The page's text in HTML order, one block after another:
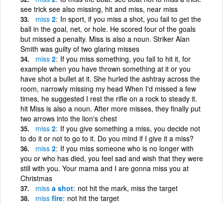
see trick see also missing, hit and miss, near miss
miss 2 In sport, if you miss a shot, you fail to get the
ball in the goal, net, or hole. He scored four of the goals
but missed a penalty. Miss is also a noun. Striker Alan
Smith was guilty of two glaring misses
miss 2 If you miss something, you fail to hit it, for
example when you have thrown something at it or you
have shot a bullet at it. She hurled the ashtray across the
room, narrowly missing my head When I'd missed a few
times, he suggested I rest the rifle on a rock to steady it.
hit Miss is also a noun. After more misses, they finally put
two arrows into the lion's chest
miss 2 If you give something a miss, you decide not
to do it or not to go to it. Do you mind if I give it a miss?
miss 2 If you miss someone who is no longer with
you or who has died, you feel sad and wish that they were
still with you. Your mama and I are gonna miss you at
Christmas
miss a shot not hit the mark, miss the target
miss fire not hit the target